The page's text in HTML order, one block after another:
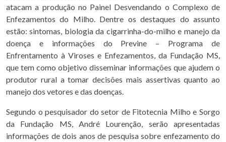
atacam a produção no Painel Desvendando o Complexo de
Enfezamentos do Milho. Dentre os destaques do assunto
estão: sintomas, biologia da cigarrinha-do-milho e manejo da
doença e informações do Previne – Programa de
Enfrentamento à Viroses e Enfezamentos, da Fundação MS,
que tem como objetivo disseminar informações que ajudem o
produtor rural a tomar decisões mais assertivas quanto ao
manejo dos vetores e das doenças.
Segundo o pesquisador do setor de Fitotecnia Milho e Sorgo
da Fundação MS, André Lourenção, serão apresentadas
informações de dois anos de pesquisa sobre enfezamento do